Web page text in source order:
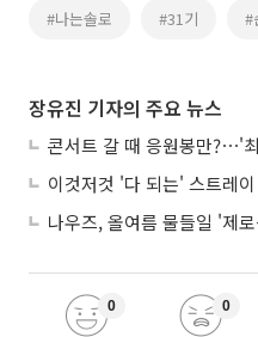
#나는솔로 #31기 #
장유진 기자의 주요 뉴스
콘서트 갈 때 응원봉만?⋯'
0 0